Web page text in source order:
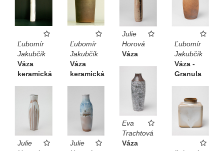
Ľubomír
Jakubčík
Váza
keramická
Ľubomír
Jakubčík
Váza
keramická
Julie
Horová
Váza
Ľubomír
Jakubčík
Váza -
Granula
Eva
Trachtová
Váza
Julie
Julie